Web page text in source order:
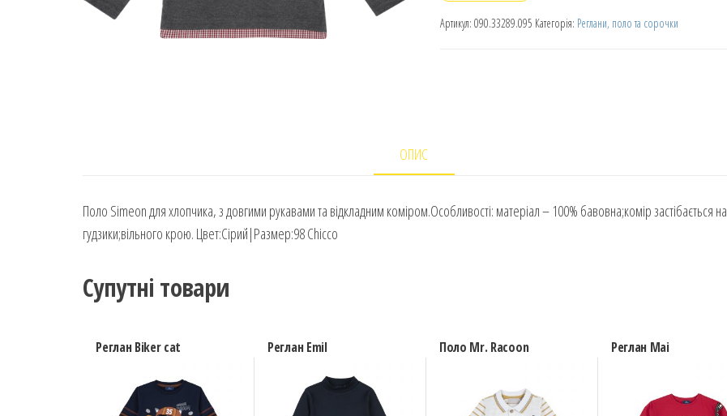
Артикул: 090.33289.095 Категорія: Реглани, поло та сорочки
ОПИС
Поло Simeon для хлопчика, з довгими рукавами та відкладним коміром.Особливості: матеріал – 100% бавовна;комір застібається на
гудзики;вільного крою. Цвет:Сірий|Размер:98 Chicco
Супутні товари
Реглан Biker cat Реглан Emil Поло Mr. Racoon Реглан Mai